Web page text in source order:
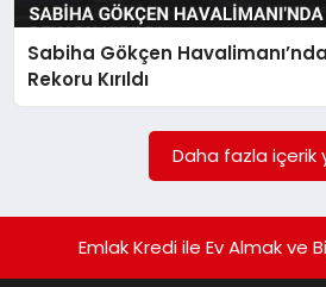
SIYASET
YAŞAM
Sabiha Gökçen
Rekoru Kırıldı
Daha fazla içerik
Emlak Kredi ile Ev Almak ve